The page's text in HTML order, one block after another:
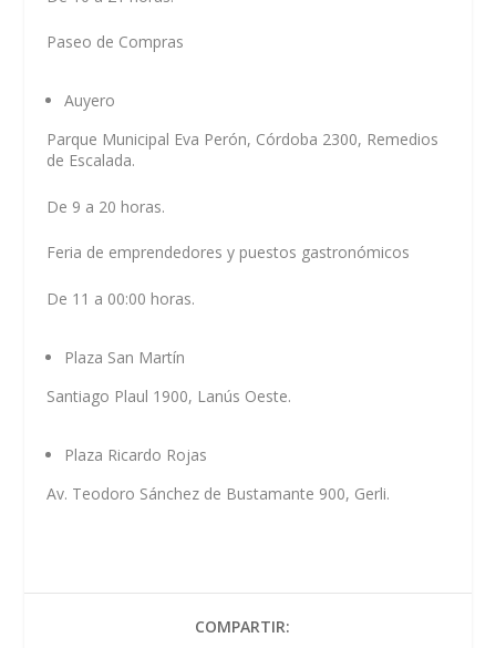
Paseo de Compras
Auyero
Parque Municipal Eva Perón, Córdoba 2300, Remedios
de Escalada.
De 9 a 20 horas.
Feria de emprendedores y puestos gastronómicos
De 11 a 00:00 horas.
Plaza San Martín
Santiago Plaul 1900, Lanús Oeste.
Plaza Ricardo Rojas
Av. Teodoro Sánchez de Bustamante 900, Gerli.
COMPARTIR: